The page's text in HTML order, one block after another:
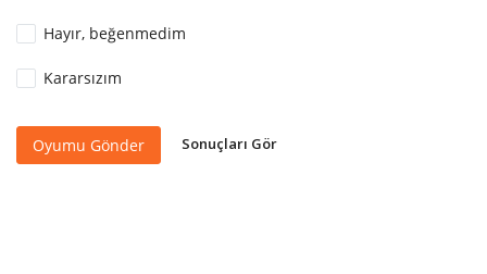
Hayır, beğenmedim
Kararsızım
Oyumu Gönder Sonuçları Gör